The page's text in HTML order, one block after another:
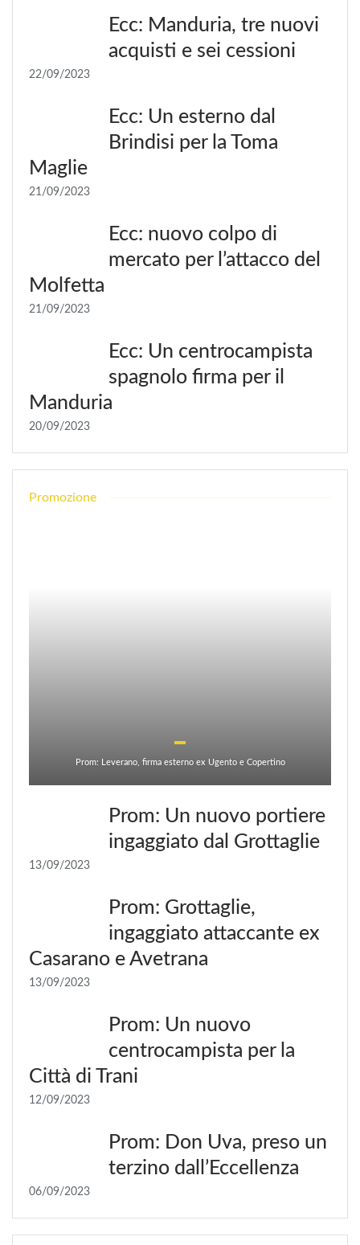
Ecc: Manduria, tre nuovi
acquisti e sei cessioni
22/09/2023
Ecc: Un esterno dal
Brindisi per la Toma
Maglie
21/09/2023
Ecc: nuovo colpo di
mercato per l’attacco del
Molfetta
21/09/2023
Ecc: Un centrocampista
spagnolo firma per il
Manduria
20/09/2023
Promozione
Prom: Leverano, firma esterno ex Ugento e Copertino
Prom: Un nuovo portiere
ingaggiato dal Grottaglie
13/09/2023
Prom: Grottaglie,
ingaggiato attaccante ex
Casarano e Avetrana
13/09/2023
Prom: Un nuovo
centrocampista per la
Città di Trani
12/09/2023
Prom: Don Uva, preso un
terzino dall’Eccellenza
06/09/2023